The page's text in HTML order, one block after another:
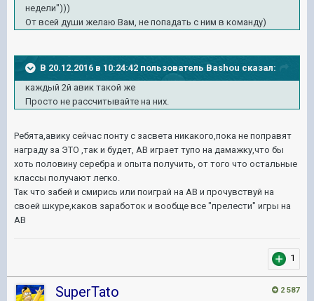
недели")))
От всей души желаю Вам, не попадать с ним в команду)
В 20.12.2016 в 10:24:42 пользователь Bashou сказал:
каждый 2й авик такой же
Просто не рассчитывайте на них.
Ребята,авику сейчас понту с засвета никакого,пока не поправят
награду за ЭТО ,так и будет, АВ играет тупо на дамажку,что бы
хоть половину серебра и опыта получить, от того что остальные
классы получают легко.
Так что забей и смирись или поиграй на АВ и прочувствуй на
своей шкуре,каков заработок и вообще все "прелести" игры на
АВ
1
2 587
SuperTato